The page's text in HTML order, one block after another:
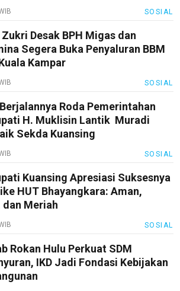
SOSIAL
Desak BPH Migas dan
Segera Buka Penyaluran BBM
Kampar
SOSIAL
Roda Pemerintahan
H. Muklisin Lantik Muradi
Sekda Kuansing
SOSIAL
Kuansing Apresiasi Suksesnya
HUT Bhayangkara: Aman,
Meriah
SOSIAL
Rokan Hulu Perkuat SDM
IKD Jadi Fondasi Kebijakan